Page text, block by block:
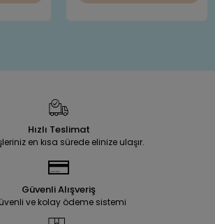
Hızlı Teslimat
en kısa sürede elinize ulaşır.
Güvenli Alışveriş
ve kolay ödeme sistemi